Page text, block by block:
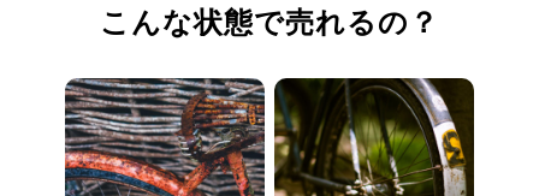
こんな状態で売れるの？